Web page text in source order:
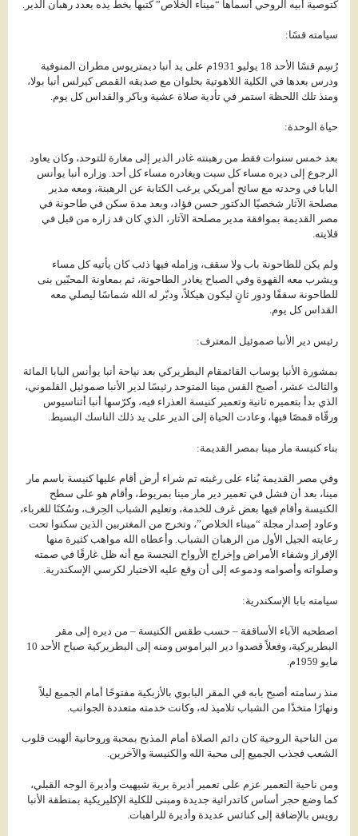
كتوصية أبيه الروحي أسماها “ميناء الخلاص” كتبها بخط يده بعدد رهبان الدير.
سيامته قسًا:
رُسِم قسًا الأحد 18 يوليو 1931م على يد أنبا ديمتريوس مطران المنوفية
ودرس بعدها في الكلية اللاهوتية بحلوان مع صديقه القمص كيرلس أنبا بولا،
ومنذ تلك اللحظة استمر في تأدية صلاة عشية وباكر والقداس كل يوم.
حياة الوحدة:
بعد خمس سنوات فقط من رهبنته غادر الدير إلى مغارة للتوحد، وكان يعاود
الرجوع إلى ديره مساء كل سبت ويغادره مساء كل أحد. وزاره أنبا يوأنس
البابا في وحدته مع سائح أمريكي يرغب الكتابة عن الرهبنة، ومعه مدير
مصلحة الآثار شخصيًا الدكتور حسن فؤاد، وبعد مدة سكن في طاحونة في
مصر القديمة بموافقة مدير مصلحة الآثار، الذي كان قد زاره من قبل في
قلايته.
ولم يكن للطاحونة باب ولا سقف، وزامله فيها ذئب كان يأتيه كل مساء
ويشرب معه القهوة وفي الصباح يغادر الطاحونة، ثم بمعاونة المحبّين بنى
للطاحونة سقفًا ودور ثانٍ ليكون هيكلاً، ودبّر له الله شماسًا ليصلي معه
القداس كل يوم.
رئيس دير الأنبا صموئيل المعترف:
بمشورة الأنبا يوساب القائمقام البطريركي بعد نياحة أنبا يوأنس البابا المائة
والثالث عشر، أصبح القس مينا المتوحد رئيسًا لدير الأنبا صموئيل القلموني،
الذي بدأ بتعميره ثانية وتعمير كنيسة العذراء فيه، وكرّسها أنبا أثناسيوس
ورقّاه قمصًا فيها، وعادت الحياة إلى الدير على يد ذلك الناسك البسيط.
بناء كنيسة مار مينا بمصر القديمة:
وفي مصر القديمة بُناء على رغبته تم شراء أرض أقام عليها كنيسة باسم مار
مينا، بعد أن فشل في تعمير دير مار مينا بمريوط، وأقام هو على سطح
الكنيسة وأقام فيها بعض غرف للخدمة، وتعليم الشباب الحِرف، وسُكنًا للغرباء،
وعاود إصدار مجلة “ميناء الخلاص”، وتخرج من المغتربين الذين سكنوا تحت
رعايته الجيل الأول من الرهبان الشباب. وأعطاه الله مواهب كثيرة منها
الإفراز وشفاء الأمراض وإخراج الأرواح النجسة مع أنه ظل غارقًا في صمته
وصلواته وأصوامه ودموعه إلى أن وقع عليه الاختيار لكرسي الإسكندرية.
سيامته بابا الإسكندرية:
اصطحبه الآباء الأساقفة – حسب طقس الكنيسة – من ديره إلى مقر
البطريركية، وفعلاً قصدوا دير البراموس ومنه إلى البطريركية صباح الأحد 10
مايو 1959م.
منذ رسامته أصبح بابه في المقر البابوي بالأزبكية مفتوحًا أمام الجميع ليلاً
ونهارًا متخذًا من الشباب تلاميذ له، وكانت خدمته متعددة الجوانب.
من الناحية الروحية كان دائم الصلاة أمام المذبح بمحبة وروحانية ألهبت قلوب
الشعب فجذب الجميع إلى محبة الله والكنيسة والآخرين.
ومن ناحية التعمير عزم على تعمير أديرة برية شيهيت وأديرة الوجه القبلي،
كما وضع حجر أساس كاتدرائية جديدة ومبنى للكلية الإكليريكية بمنطقة الأنبا
رويس بالإضافة إلى كنائس عديدة وأديرة للراهبات.